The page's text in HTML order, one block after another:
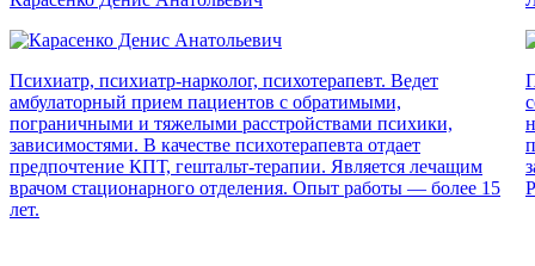
Психиатр, психиатр-нарколог, психотерапевт. Ведет
амбулаторный прием пациентов с обратимыми,
пограничными и тяжелыми расстройствами психики,
зависимостями. В качестве психотерапевта отдает
предпочтение КПТ, гештальт-терапии. Является лечащим
врачом стационарного отделения. Опыт работы — более 15
лет.